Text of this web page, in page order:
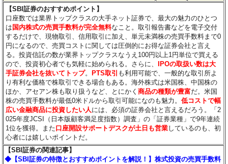
【SBI証券のおすすめポイント】
口座数では業界トップクラスの大手ネット証券で、最大の魅力のひとつ
は 国内株式の売買手数料が完全無料なこと。取引報告書などを電子交付
するだけで、現物取引、信用取引に加え、単元未満株の売買手数料まで0
円になるので、売買コストに関しては圧倒的にお得な証券会社と言え
る。投資信託の数が業界トップクラスなうえ100円以上1円単位で買える
ので、投資初心者でも気軽に始められる。さらに、
IPOの取扱い数は大
手証券会社を抜いてトップ。 PTS取引 も利用可能で、一般的な取引所よ
り有利な価格で株取引できる場合もある。海外株式は米国株、中国株の
ほか、アセアン株も取り扱うなど、とにかく商品の種類が豊富だ。米国
株の売買手数料が最低0米ドルから取引可能になのも魅力。低コストで幅
広い金融商品に投資したい人には、必須の証券会社と言えるだろう。「2
025年度JCSI（日本版顧客満足度指数）調査」の「証券業種」で9年連続
1位を獲得。また口座開設サポートデスクが土日も営業しているのも、初
心者には嬉しいポイントだ。
【SBI証券の関連記事】
◆【SBI証券の特徴とおすすめポイントを解説！】株式投資の売買手数料